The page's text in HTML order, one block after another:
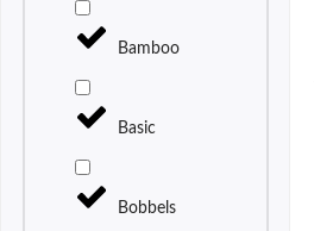
Bamboo
Basic
Bobbels